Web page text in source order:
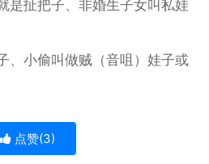
是扯把子、非婚生子女叫私娃
、小偷叫做贼（音咀）娃子或
点赞(3)